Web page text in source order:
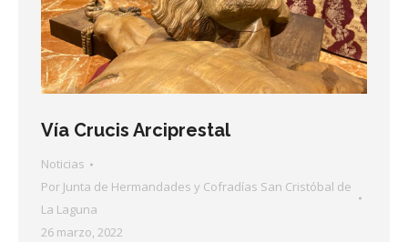
Vía Crucis Arciprestal
Noticias
Por Junta de Hermandades y Cofradías San Cristóbal de
La Laguna
26 marzo, 2022